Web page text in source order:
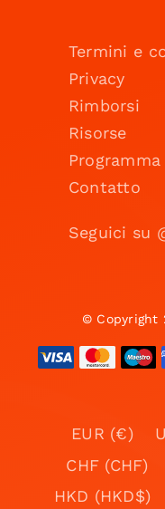
Termini e
Privacy
Rimborsi
Risorse
Contatto
Seguici su
© Copyright
EUR (€)
CHF (CHF)
HKD (HKD$)